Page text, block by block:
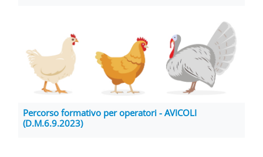
Percorso formativo per operatori - AVICOLI
(D.M.6.9.2023)